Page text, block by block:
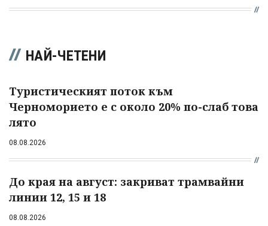
НАЙ-ЧЕТЕНИ
Туристическият поток към
Черноморието е с около 20% по-слаб това
лято
08.08.2026
До края на август: закриват трамвайни
линии 12, 15 и 18
08.08.2026